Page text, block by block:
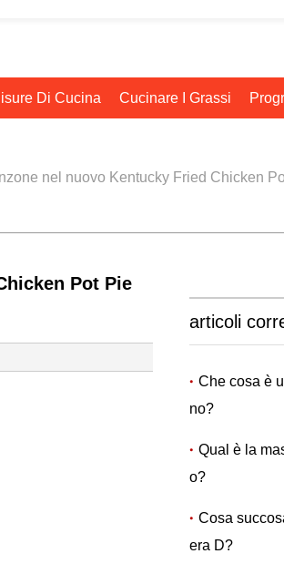
Di Cucina Cucinare I Grassi
nel nuovo Kentucky Fried Chicken
Pot Pie
articoli
Che cosa è
no?
Qual è la
o?
Cosa
era D?